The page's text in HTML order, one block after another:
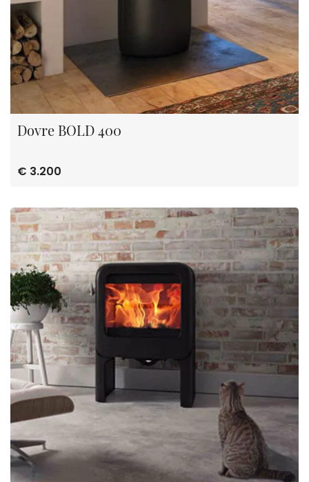
Dovre BOLD 400
€ 3.200